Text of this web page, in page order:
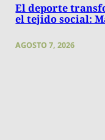
El deporte
el tejido social:
AGOSTO 7, 2026